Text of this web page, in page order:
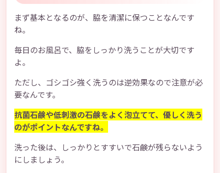
まず基本となるのが、脇を清潔に保つことなんです
ね。
毎日のお風呂で、脇をしっかり洗うことが大切です
よ。
ただし、ゴシゴシ強く洗うのは逆効果なので注意が必
要なんです。
抗菌石鹸や低刺激の石鹸をよく泡立てて、優しく洗う
のがポイントなんですね。
洗った後は、しっかりとすすいで石鹸が残らないよう
にしましょう。